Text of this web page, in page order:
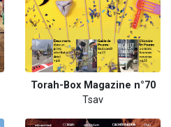
Torah-Box Magazine n°70
Tsav